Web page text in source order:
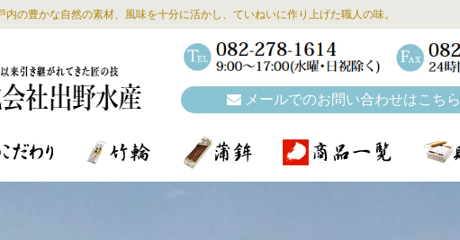
内の豊かな自然の素材、風味を十分に活かし、ていねいに作り上げた職人の味。
メールでのお問い合わせはこちら